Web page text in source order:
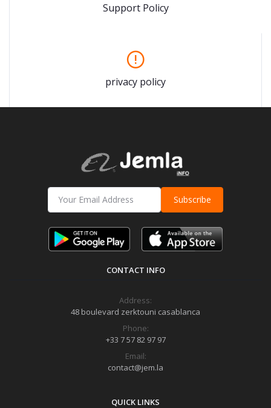
Support Policy
privacy policy
Subscribe
CONTACT INFO
Address:
48 boulevard zerktouni casablanca
Phone:
+33 7 57 82 97 97
Email:
contact@jem.la
QUICK LINKS